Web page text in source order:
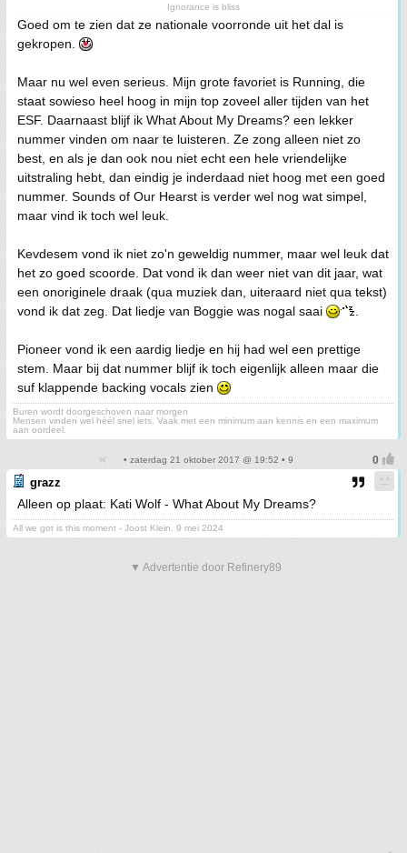
Ignorance is bliss
Goed om te zien dat ze nationale voorronde uit het dal is
gekropen.
Maar nu wel even serieus. Mijn grote favoriet is Running, die
staat sowieso heel hoog in mijn top zoveel aller tijden van het
ESF. Daarnaast blijf ik What About My Dreams? een lekker
nummer vinden om naar te luisteren. Ze zong alleen niet zo
best, en als je dan ook nou niet echt een hele vriendelijke
uitstraling hebt, dan eindig je inderdaad niet hoog met een goed
nummer. Sounds of Our Hearst is verder wel nog wat simpel,
maar vind ik toch wel leuk.
Kevdesem vond ik niet zo'n geweldig nummer, maar wel leuk dat
het zo goed scoorde. Dat vond ik dan weer niet van dit jaar, wat
een onoriginele draak (qua muziek dan, uiteraard niet qua tekst)
vond ik dat zeg. Dat liedje van Boggie was nogal saai
.
Pioneer vond ik een aardig liedje en hij had wel een prettige
stem. Maar bij dat nummer blijf ik toch eigenlijk alleen maar die
suf klappende backing vocals zien
Buren wordt doorgeschoven naar morgen
Mensen vinden wel héél snel iets. Vaak met een minimum aan kennis en een maximum
aan oordeel.
• zaterdag 21 oktober 2017 @ 19:52 • 9
grazz
Alleen op plaat: Kati Wolf - What About My Dreams?
All we got is this moment - Joost Klein, 9 mei 2024
▼ Advertentie door Refinery89